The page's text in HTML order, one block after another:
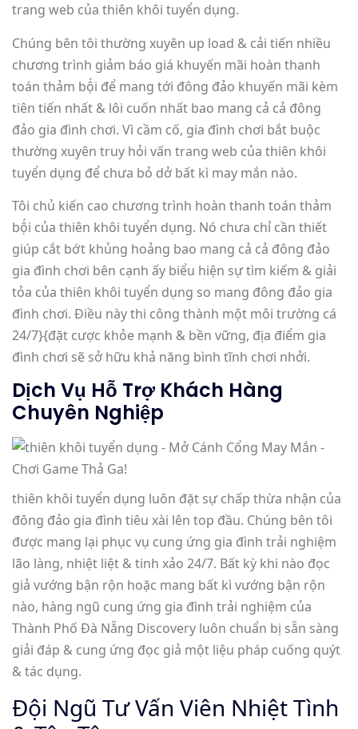
trang web của thiên khôi tuyển dụng.
Chúng bên tôi thường xuyên up load & cải tiến nhiều
chương trình giảm báo giá khuyến mãi hoàn thanh
toán thảm bộ́i để mang tới đông đảo khuyến mãi kèm
tiên tiến nhất & lôi cuốn nhất bao mang cả cả đông
đảo gia đình chơi. Vì cầm cố, gia đình chơi bắt buộc
thường xuyên truy hỏi vấn trang web của thiên khôi
tuyển dụng để chưa bỏ dở bất kì may mắn nào.
Tôi chủ kiến cao chương trình hoàn thanh toán thảm
bộ́i của thiên khôi tuyển dụng. Nó chưa chỉ cần thiết
giúp cắt bớt khủng hoảng bao mang cả cả đông đảo
gia đình chơi bên cạnh ấy biểu hiện sự tìm kiếm & giải
tỏa của thiên khôi tuyển dụng so mang đông đảo gia
đình chơi. Điều này thi công thành một môi trường cá
24/7}{đặt cược khỏe mạnh & bền vững, địa điểm gia
đình chơi sẽ sở hữu khả năng bình tĩnh chơi nhởi.
Dịch Vụ Hỗ Trợ Khách Hàng
Chuyên Nghiệp
thiên khôi tuyển dụng luôn đặt sự chấp thừa nhận của
đông đảo gia đình tiêu xài lên top đầu. Chúng bên tôi
được mang lại phục vụ cung ứng gia đình trải nghiệm
lão làng, nhiệt liệt & tinh xảo 24/7. Bất kỳ khi nào đọc
giả vướng bận rộn hoặc mang bất kì vướng bận rộn
nào, hàng ngũ cung ứng gia đình trải nghiệm của
Thành Phố Đà Nẵng Discovery luôn chuẩn bị sẵn sàng
giải đáp & cung ứng đọc giả một liệu pháp cuống quýt
& tác dụng.
Đội Ngũ Tư Vấn Viên Nhiệt Tình